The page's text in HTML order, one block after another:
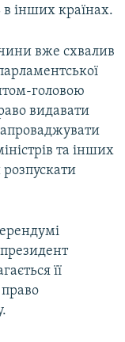
інших країнах.
вже схвалив
головою
видавати
та інших
її